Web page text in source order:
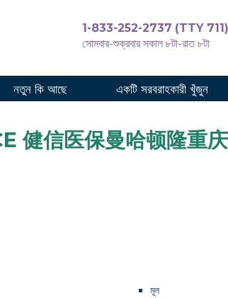
1-833-252-2737 (TTY 711)
সোমবার-শুক্রবার সকাল ৮টা-রাত ৮টা
নতুন কি আছে একটি সরবরাহকারী খুঁজুন
信医保曼哈顿隆重
মূল